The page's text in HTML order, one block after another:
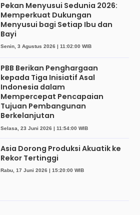
Pekan Menyusui Sedunia 2026:
Memperkuat Dukungan
Menyusui bagi Setiap Ibu dan
Bayi
Senin, 3 Agustus 2026 | 11:02:00 WIB
PBB Berikan Penghargaan
kepada Tiga Inisiatif Asal
Indonesia dalam
Mempercepat Pencapaian
Tujuan Pembangunan
Berkelanjutan
Selasa, 23 Juni 2026 | 11:54:00 WIB
Asia Dorong Produksi Akuatik ke
Rekor Tertinggi
Rabu, 17 Juni 2026 | 15:20:00 WIB